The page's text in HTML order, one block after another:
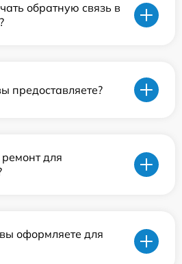
обратную связь в
предоставляете?
для
оформляете для